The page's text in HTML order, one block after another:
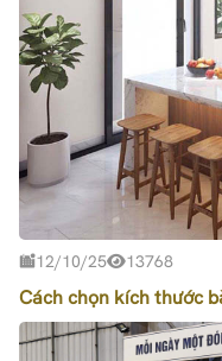
12/10/25 13768
Cách chọn kích thước